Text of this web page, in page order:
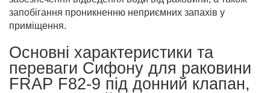
запобігання проникненню неприємних запахів у
приміщення.
Основні характеристики та
переваги Сифону для раковини
FRAP F82-9 під донний клапан,